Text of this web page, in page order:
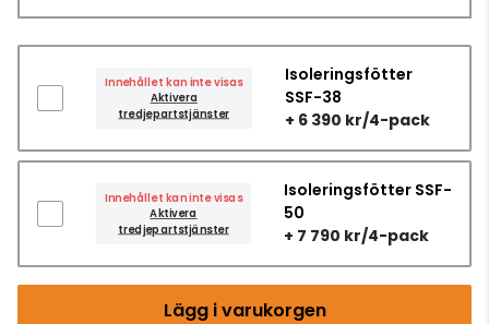
Innehållet kan inte visas
Aktivera
tredjepartstjänster
Isoleringsfötter
SSF-38
+ 6 390 kr/4-pack
Innehållet kan inte visas
Aktivera
tredjepartstjänster
Isoleringsfötter SSF-
50
+ 7 790 kr/4-pack
Lägg i varukorgen